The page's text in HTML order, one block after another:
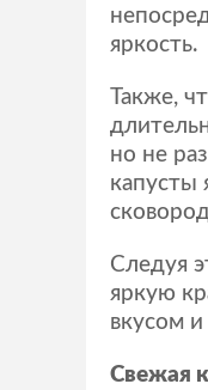
яркость.
Также,
но не
капусты
Следуя
яркую
вкусом
Свежая